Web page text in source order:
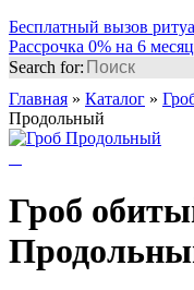
Бесплатный вызов
Рассрочка 0% на 6
Search for:
Главная » Каталог »
Продольный
Гроб